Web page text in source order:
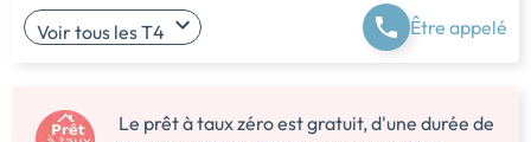
Voir tous les T4 Être appelé
Le prêt à taux zéro est gratuit, d'une durée de